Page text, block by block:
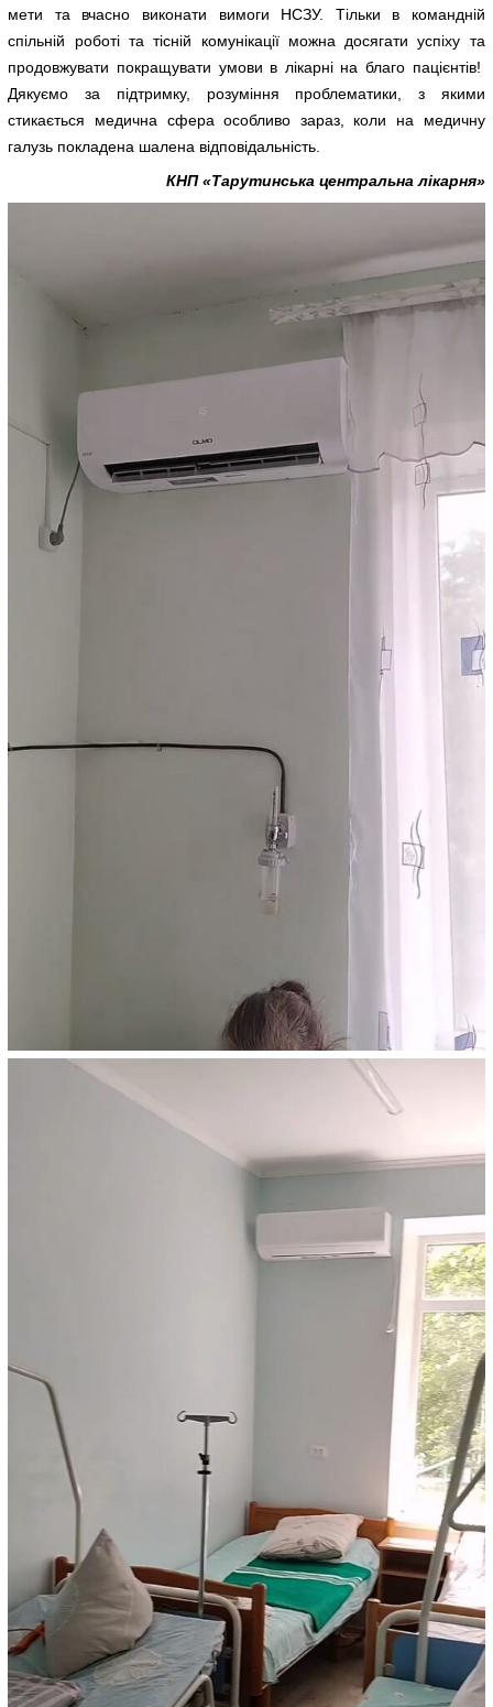
мети та вчасно виконати вимоги НСЗУ. Тільки в командній
спільній роботі та тісній комунікації можна досягати успіху та
продовжувати покращувати умови в лікарні на благо пацієнтів!
Дякуємо за підтримку, розуміння проблематики, з якими
стикається медична сфера особливо зараз, коли на медичну
галузь покладена шалена відповідальність.
КНП «Тарутинська центральна лікарня»